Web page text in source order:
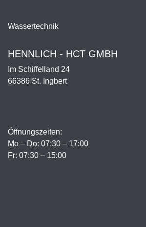
Wassertechnik
HENNLICH - HCT GMBH
Im Schiffelland 24
66386 St. Ingbert
Öffnungszeiten:
Mo – Do: 07:30 – 17:00
Fr: 07:30 – 15:00